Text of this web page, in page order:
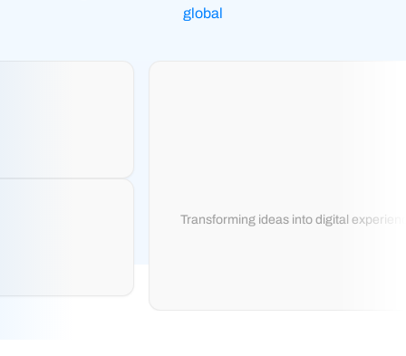
global
Transforming ideas into digital